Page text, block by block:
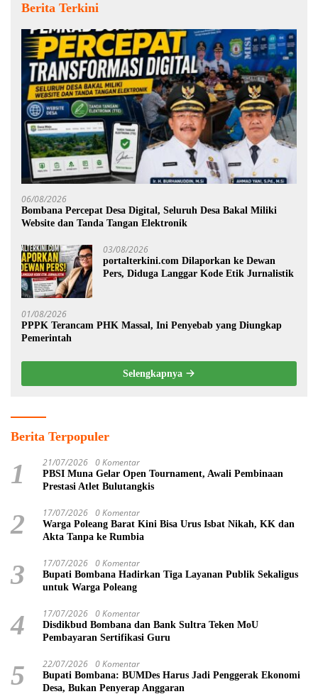
Berita Terkini
06/08/2026
Bombana Percepat Desa Digital, Seluruh Desa Bakal Miliki
Website dan Tanda Tangan Elektronik
03/08/2026
portalterkini.com Dilaporkan ke Dewan
Pers, Diduga Langgar Kode Etik Jurnalistik
01/08/2026
PPPK Terancam PHK Massal, Ini Penyebab yang Diungkap
Pemerintah
Selengkapnya
Berita Terpopuler
1 21/07/2026 0 Komentar
PBSI Muna Gelar Open Tournament, Awali Pembinaan
Prestasi Atlet Bulutangkis
2 17/07/2026 0 Komentar
Warga Poleang Barat Kini Bisa Urus Isbat Nikah, KK dan
Akta Tanpa ke Rumbia
3 17/07/2026 0 Komentar
Bupati Bombana Hadirkan Tiga Layanan Publik Sekaligus
untuk Warga Poleang
4 17/07/2026 0 Komentar
Disdikbud Bombana dan Bank Sultra Teken MoU
Pembayaran Sertifikasi Guru
5 22/07/2026 0 Komentar
Bupati Bombana: BUMDes Harus Jadi Penggerak Ekonomi
Desa, Bukan Penyerap Anggaran